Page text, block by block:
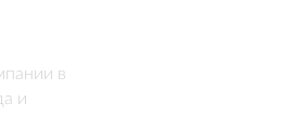
в
и